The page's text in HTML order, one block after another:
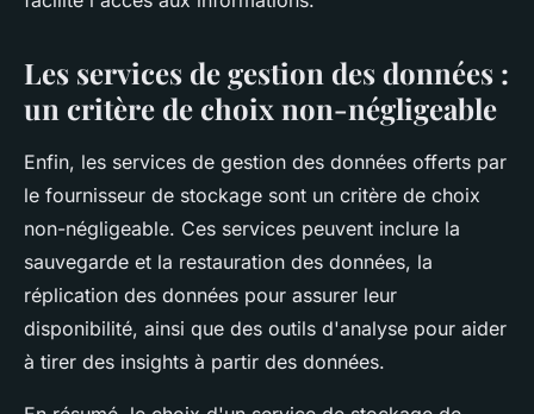
Les services de gestion des données :
un critère de choix non-négligeable
Enfin, les services de gestion des données offerts par
le fournisseur de stockage sont un critère de choix
non-négligeable. Ces services peuvent inclure la
sauvegarde et la restauration des données, la
réplication des données pour assurer leur
disponibilité, ainsi que des outils d'analyse pour aider
à tirer des insights à partir des données.